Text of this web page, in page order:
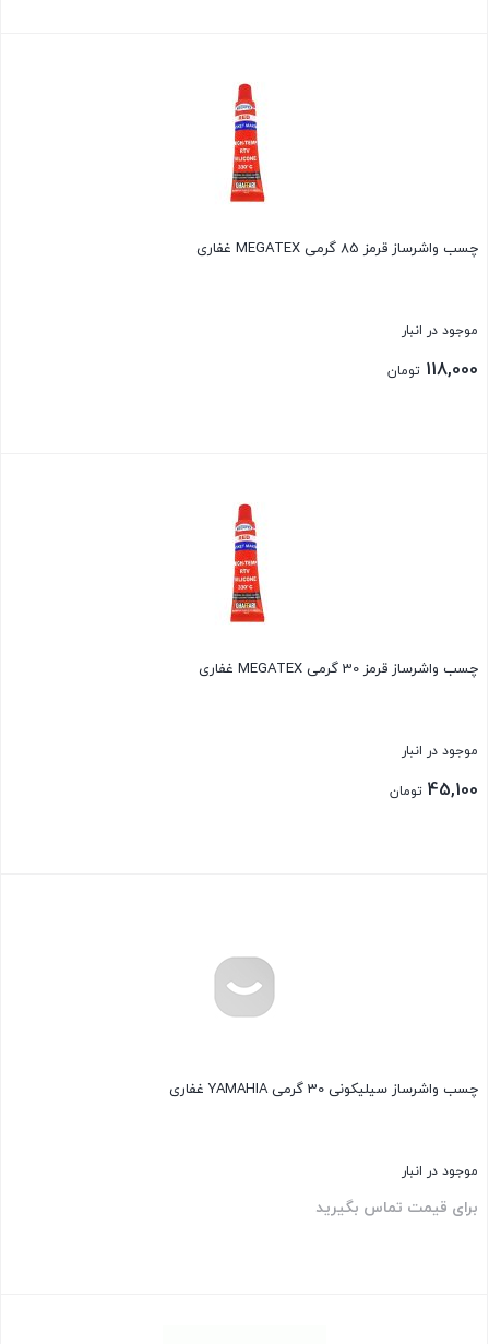
چسب واشرساز قرمز 85 گرمی MEGATEX غفاری
موجود در انبار
118,000 تومان
چسب واشرساز قرمز 30 گرمی MEGATEX غفاری
موجود در انبار
45,100 تومان
چسب واشرساز سیلیکونی 30 گرمی YAMAHIA غفاری
موجود در انبار
برای قیمت تماس بگیرید